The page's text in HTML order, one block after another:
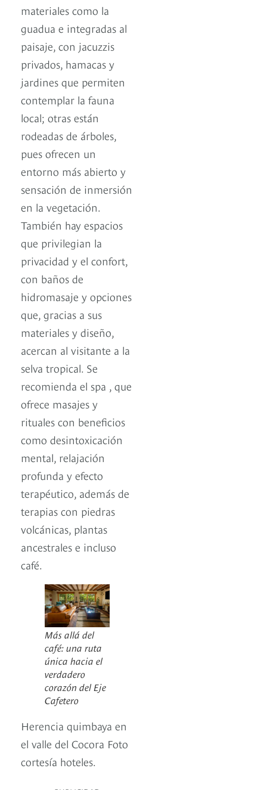
materiales como la
guadua e integradas al
paisaje, con jacuzzis
privados, hamacas y
jardines que permiten
contemplar la fauna
local; otras están
rodeadas de árboles,
pues ofrecen un
entorno más abierto y
sensación de inmersión
en la vegetación.
También hay espacios
que privilegian la
privacidad y el confort,
con baños de
hidromasaje y opciones
que, gracias a sus
materiales y diseño,
acercan al visitante a la
selva tropical. Se
recomienda el spa , que
ofrece masajes y
rituales con beneficios
como desintoxicación
mental, relajación
profunda y efecto
terapéutico, además de
terapias con piedras
volcánicas, plantas
ancestrales e incluso
café.
Más allá del
café: una ruta
única hacia el
verdadero
corazón del Eje
Cafetero
Herencia quimbaya en
el valle del Cocora Foto
cortesía hoteles.